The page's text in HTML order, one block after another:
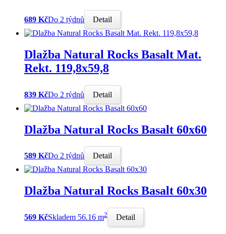
689 KčDo 2 týdnů Detail
Dlažba Natural Rocks Basalt Mat.
Rekt. 119,8x59,8
839 KčDo 2 týdnů Detail
Dlažba Natural Rocks Basalt 60x60
589 KčDo 2 týdnů Detail
Dlažba Natural Rocks Basalt 60x30
569 KčSkladem 56.16 m2 Detail